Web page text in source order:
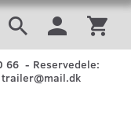
66 - Reservedele: